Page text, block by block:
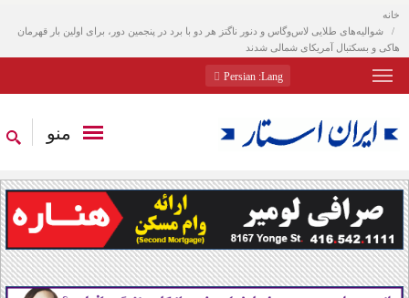
خانه
شوالیه‌های طلایی لاس‌وگاس و دنور ناگتز هر دو با برد در پنجمین دور، برای اولین بار قهرمان
هاکی و بسکتبال آمریکای شمالی شدند
Lang
: Persian
منو